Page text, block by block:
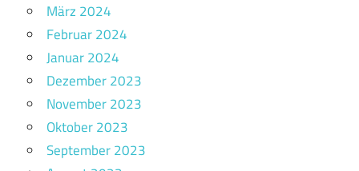
März 2024
Februar 2024
Januar 2024
Dezember 2023
November 2023
Oktober 2023
September 2023